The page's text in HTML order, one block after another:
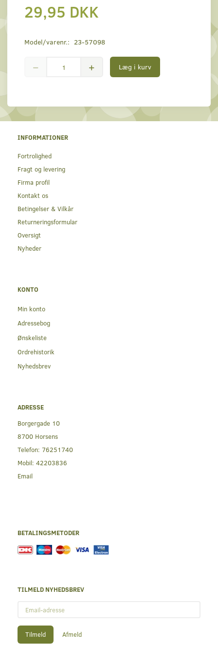
29,95 DKK
Model/varenr.: 23-57098
Læg i kurv
INFORMATIONER
Fortrolighed
Fragt og levering
Firma profil
Kontakt os
Betingelser & Vilkår
Returneringsformular
Oversigt
Nyheder
KONTO
Min konto
Adressebog
Ønskeliste
Ordrehistorik
Nyhedsbrev
ADRESSE
Borgergade 10
8700 Horsens
Telefon: 76251740
Mobil: 42203836
Email
BETALINGSMETODER
TILMELD NYHEDSBREV
adresse
Tilmeld Afmeld